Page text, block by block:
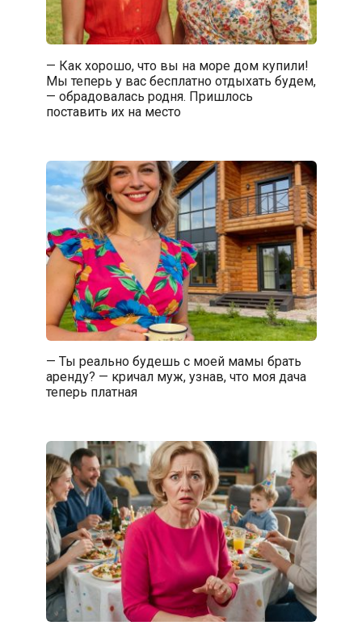
— Как хорошо, что вы на море дом купили!
Мы теперь у вас бесплатно отдыхать будем,
— обрадовалась родня. Пришлось
поставить их на место
— Ты реально будешь с моей мамы брать
аренду? — кричал муж, узнав, что моя дача
теперь платная